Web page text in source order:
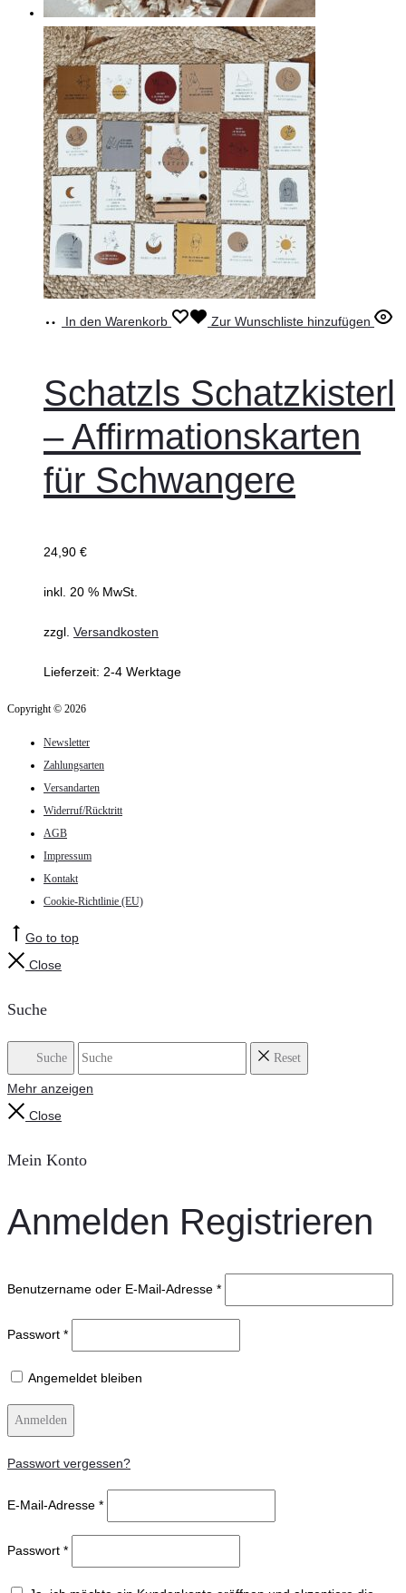
In den Warenkorb Zur Wunschliste hinzufügen
Schatzls Schatzkisterl
– Affirmationskarten
für Schwangere
24,90 €
inkl. 20 % MwSt.
zzgl. Versandkosten
Lieferzeit: 2-4 Werktage
Copyright © 2026
Newsletter
Zahlungsarten
Versandarten
Widerruf/Rücktritt
AGB
Impressum
Kontakt
Cookie-Richtlinie (EU)
Go to top
Close
Suche
Suche Reset
Mehr anzeigen
Close
Mein Konto
Anmelden Registrieren
Benutzername oder E-Mail-Adresse *
Passwort *
Angemeldet bleiben
Anmelden
Passwort vergessen?
E-Mail-Adresse *
Passwort *